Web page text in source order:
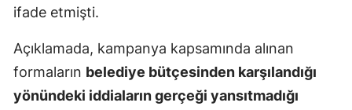
ifade etmişti.
Açıklamada, kampanya kapsamında alınan
formaların belediye bütçesinden karşılandığı
yönündeki iddiaların gerçeği yansıtmadığı